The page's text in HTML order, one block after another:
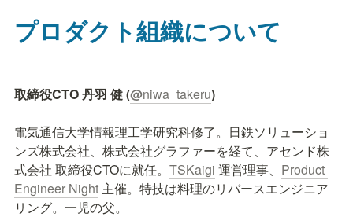
プロダクト組織について
取締役CTO 丹羽 健 (@niwa_takeru)
電気通信大学情報理工学研究科修了。日鉄ソリューショ
ンズ株式会社、株式会社グラファーを経て、アセンド株
式会社 取締役CTOに就任。 TSKaigi 運営理事、 Product
Engineer Night 主催。特技は料理のリバースエンジニア
リング。一児の父。